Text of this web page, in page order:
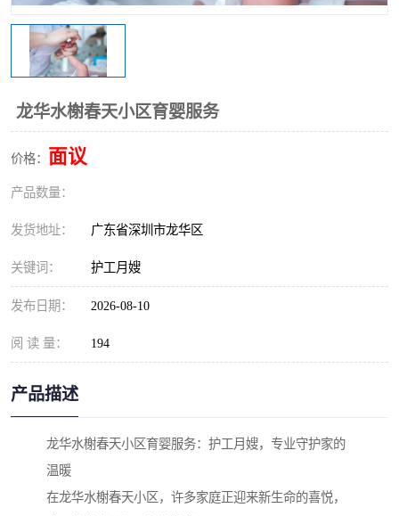
龙华水榭春天小区育婴服务
价格： 面议
产品数量：
发货地址： 广东省深圳市龙华区
关键词： 护工月嫂
发布日期： 2026-08-10
阅 读 量： 194
产品描述
龙华水榭春天小区育婴服务：护工月嫂，专业守护家的
温暖
在龙华水榭春天小区，许多家庭正迎来新生命的喜悦，